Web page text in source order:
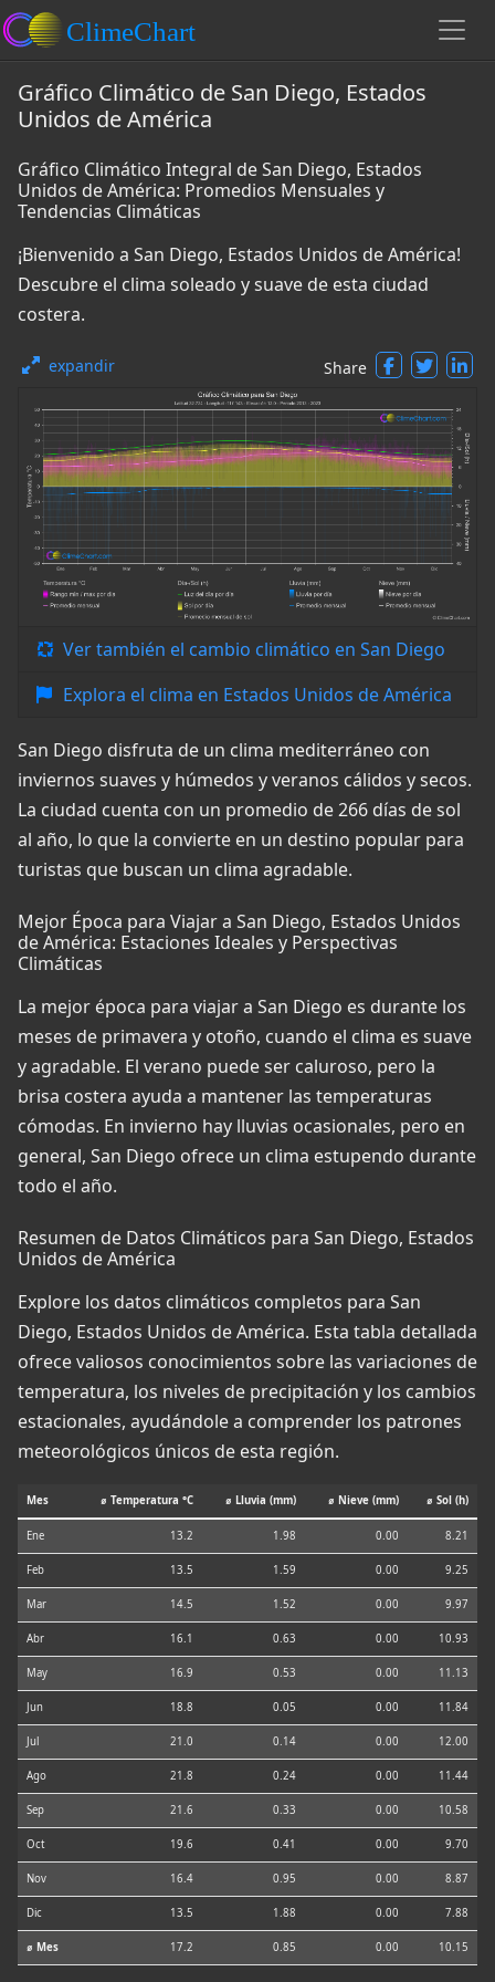
Gráfico Climático de San Diego, Estados
Unidos de América
Gráfico Climático Integral de San Diego, Estados
Unidos de América: Promedios Mensuales y
Tendencias Climáticas
¡Bienvenido a San Diego, Estados Unidos de América!
Descubre el clima soleado y suave de esta ciudad
costera.
expandir Share
Ver también el cambio climático en San Diego
Explora el clima en Estados Unidos de América
San Diego disfruta de un clima mediterráneo con
inviernos suaves y húmedos y veranos cálidos y secos.
La ciudad cuenta con un promedio de 266 días de sol
al año, lo que la convierte en un destino popular para
turistas que buscan un clima agradable.
Mejor Época para Viajar a San Diego, Estados Unidos
de América: Estaciones Ideales y Perspectivas
Climáticas
La mejor época para viajar a San Diego es durante los
meses de primavera y otoño, cuando el clima es suave
y agradable. El verano puede ser caluroso, pero la
brisa costera ayuda a mantener las temperaturas
cómodas. En invierno hay lluvias ocasionales, pero en
general, San Diego ofrece un clima estupendo durante
todo el año.
Resumen de Datos Climáticos para San Diego, Estados
Unidos de América
Explore los datos climáticos completos para San
Diego, Estados Unidos de América. Esta tabla detallada
ofrece valiosos conocimientos sobre las variaciones de
temperatura, los niveles de precipitación y los cambios
estacionales, ayudándole a comprender los patrones
meteorológicos únicos de esta región.
Mes ⌀ Temperatura °C ⌀ Lluvia (mm) ⌀ Nieve (mm) ⌀ Sol (h)
Ene 13.2 1.98 0.00 8.21
Feb 13.5 1.59 0.00 9.25
Mar 14.5 1.52 0.00 9.97
Abr 16.1 0.63 0.00 10.93
May 16.9 0.53 0.00 11.13
Jun 18.8 0.05 0.00 11.84
Jul 21.0 0.14 0.00 12.00
Ago 21.8 0.24 0.00 11.44
Sep 21.6 0.33 0.00 10.58
Oct 19.6 0.41 0.00 9.70
Nov 16.4 0.95 0.00 8.87
Dic 13.5 1.88 0.00 7.88
⌀ Mes 17.2 0.85 0.00 10.15